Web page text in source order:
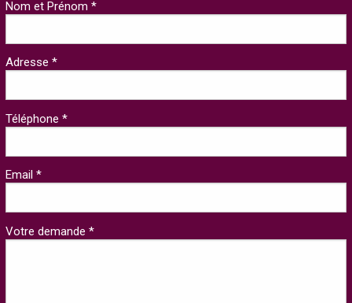
Nom et Prénom *
Adresse *
Téléphone *
Email *
Votre demande *